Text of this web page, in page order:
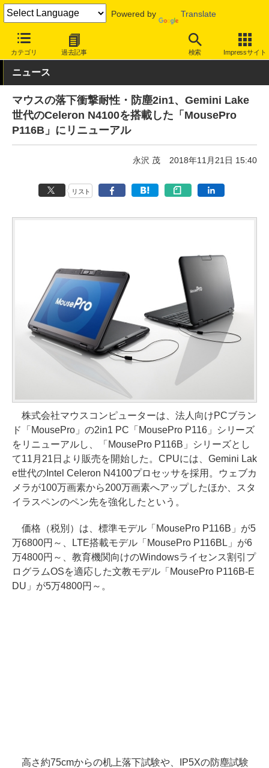
Powered by Translate
カテゴリ 過去記事 検索 Impressサイト
INTERNET Watch ハードウェア PC
ニュース
マウスの落下衝撃耐性・防塵2in1、Gemini Lake
世代のCeleron N4100を搭載した「MousePro
P116B」にリニューアル
永沢 茂 2018年11月21日 15:40
リスト
株式会社マウスコンピューターは、法人向けPCブラン
ド「MousePro」の2in1 PC「MousePro P116」シリーズ
をリニューアルし、「MousePro P116B」シリーズとし
て11月21日より販売を開始した。CPUには、Gemini Lak
e世代のIntel Celeron N4100プロセッサを採用。ウェブカ
メラが100万画素から200万画素へアップしたほか、スタ
イラスペンのペン先を強化したという。
価格（税別）は、標準モデル「MousePro P116B」が5
万6800円～、LTE搭載モデル「MousePro P116BL」が6
万4800円～、教育機関向けのWindowsライセンス割引プ
ログラムOSを適応した文教モデル「MousePro P116B-E
DU」が5万4800円～。
高さ約75cmからの机上落下試験や、IP5Xの防塵試験